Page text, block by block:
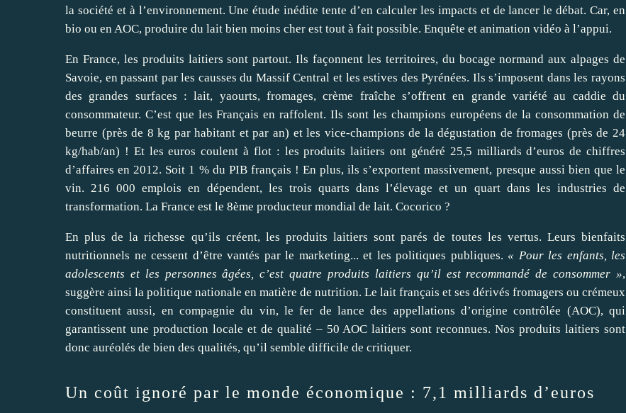
la société et à l’environnement. Une étude inédite tente d’en calculer les impacts et de lancer le débat. Car, en
bio ou en AOC, produire du lait bien moins cher est tout à fait possible. Enquête et animation vidéo à l’appui.
En France, les produits laitiers sont partout. Ils façonnent les territoires, du bocage normand aux alpages de
Savoie, en passant par les causses du Massif Central et les estives des Pyrénées. Ils s’imposent dans les rayons
des grandes surfaces : lait, yaourts, fromages, crème fraîche s’offrent en grande variété au caddie du
consommateur. C’est que les Français en raffolent. Ils sont les champions européens de la consommation de
beurre (près de 8 kg par habitant et par an) et les vice-champions de la dégustation de fromages (près de 24
kg/hab/an) ! Et les euros coulent à flot : les produits laitiers ont généré 25,5 milliards d’euros de chiffres
d’affaires en 2012. Soit 1 % du PIB français ! En plus, ils s’exportent massivement, presque aussi bien que le
vin. 216 000 emplois en dépendent, les trois quarts dans l’élevage et un quart dans les industries de
transformation. La France est le 8ème producteur mondial de lait. Cocorico ?
En plus de la richesse qu’ils créent, les produits laitiers sont parés de toutes les vertus. Leurs bienfaits
nutritionnels ne cessent d’être vantés par le marketing... et les politiques publiques. « Pour les enfants, les
adolescents et les personnes âgées, c’est quatre produits laitiers qu’il est recommandé de consommer »,
suggère ainsi la politique nationale en matière de nutrition. Le lait français et ses dérivés fromagers ou crémeux
constituent aussi, en compagnie du vin, le fer de lance des appellations d’origine contrôlée (AOC), qui
garantissent une production locale et de qualité – 50 AOC laitiers sont reconnues. Nos produits laitiers sont
donc auréolés de bien des qualités, qu’il semble difficile de critiquer.
Un coût ignoré par le monde économique : 7,1 milliards d’euros